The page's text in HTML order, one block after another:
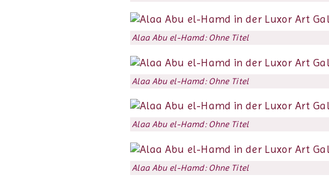
Alaa Abu el-Hamd: Ohne Titel
Alaa Abu el-Hamd: Ohne Titel
Alaa Abu el-Hamd: Ohne Titel
Alaa Abu el-Hamd: Ohne Titel